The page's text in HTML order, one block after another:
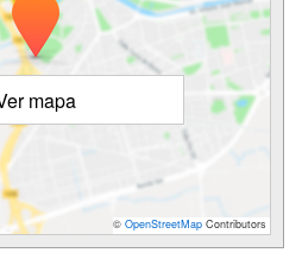
mapa
© OpenStreetMap Contributors